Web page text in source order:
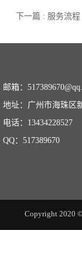
下一篇 : 服务流程
邮箱：
地址：广州市海珠区
电话：13434228527
QQ：517389670
Copyright 2020